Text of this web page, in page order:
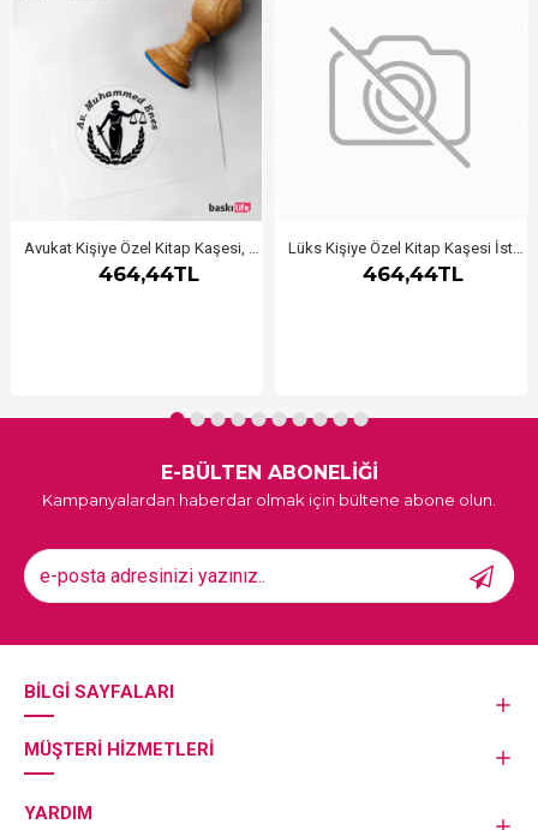
Avukat Kişiye Özel Kitap Kaşesi, Kitap Damgası, Kitap Mührü 225
464,44TL
Lüks Kişiye Özel Kitap Kaşesi İstanbul 5
464,44TL
E-BÜLTEN ABONELİĞİ
Kampanyalardan haberdar olmak için bültene abone olun.
BILGI SAYFALARI
MÜŞTERI HIZMETLERI
YARDIM